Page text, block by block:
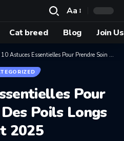
Aa
Cat breed Blog Join
10 Astuces Essentielles Pour Prendre Soin Des Poils Longs Chat 2025
Pour
Poils Longs
2025